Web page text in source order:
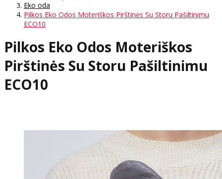
Eko oda
Pilkos Eko Odos Moteriškos Pirštinės Su Storu Pašiltinimu
ECO10
Pilkos Eko Odos Moteriškos
Pirštinės Su Storu Pašiltinimu
ECO10